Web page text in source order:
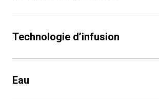
Technologie d’infusion
Eau